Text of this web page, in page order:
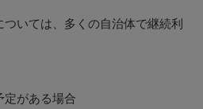
いては、多くの自治体で継続利
定がある場合